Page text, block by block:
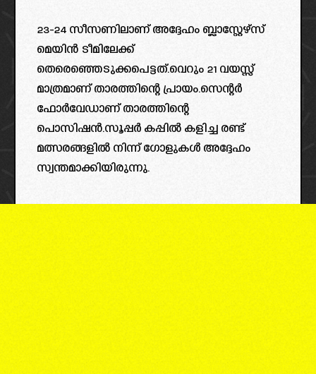
23-24 സീസണിലാണ് അദ്ദേഹം ബ്ലാസ്റ്റേഴ്‌സ്
മെയിൻ ടീമിലേക്ക്
തെരെഞ്ഞെടുക്കപെട്ടത്.വെറും 21 വയസ്സ്
മാത്രമാണ് താരത്തിന്റെ പ്രായം.സെന്റർ
ഫോർവേഡാണ് താരത്തിന്റെ
പൊസിഷൻ.സൂപ്പർ കപ്പിൽ കളിച്ച രണ്ട്
മത്സരങ്ങളിൽ നിന്ന് ഗോളുകൾ അദ്ദേഹം
സ്വന്തമാക്കിയിരുന്നു.